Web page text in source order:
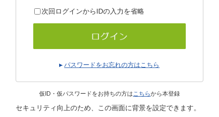
次回ログインからIDの入力を省略
パスワードをお忘れの方はこちら
仮ID・仮パスワードをお持ちの方はこちらから本登録
セキュリティ向上のため、この画面に背景を設定できます。